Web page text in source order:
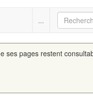
...
ses pages restent